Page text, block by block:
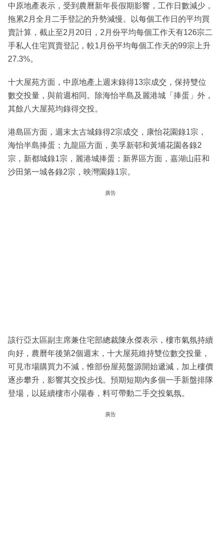
中原地產表示，受到農曆新年長假期影響，工作日數減少，
拖累2月全月二手登記的升勢減慢。以每個工作日的平均買
賣計算，截止至2月20日，2月份平均每個工作天有126宗二
手私人住宅買賣登記，較1月份平均每個工作天的99宗上升
27.3%。
十大屋苑方面，中原地產上週末錄得13宗成交，保持雙位
數交投量，與前週相同。除海怡半島及麗港城「捧蛋」外，
其餘八大屋苑均錄得交投。
港島區方面，週末太古城錄得2宗成交，康怡花園錄1宗，
海怡半島捧蛋；九龍區方面，美孚新邨和黃埔花園各錄2
宗，新都城錄1宗，麗港城捧蛋；新界區方面，嘉湖山莊和
沙田第一城各錄2宗，映灣園錄1宗。
廣告
該行亞太區副主席兼住宅部總裁陳永傑表示，樓市氣氛持續
向好，農曆年後第2個週末，十大屋苑維持雙位數交投量，
可見市場購買力不減，惟部份屋苑盤源開始遞減，加上樓價
逐步攀升，影響其交投步伐。預期短期內多個一手新盤排隊
登場，以延續樓市小陽春，料可帶動二手交投氣氛。
廣告